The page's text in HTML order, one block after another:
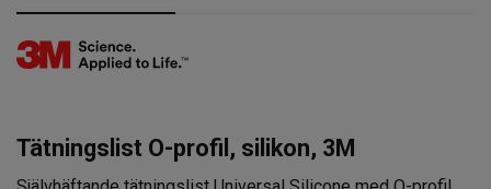
Tätningslist O-profil, silikon, 3M